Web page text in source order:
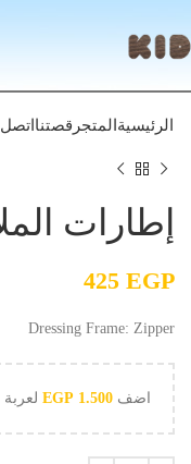
الرئيسية المتجر قصتنا اتصل
إطارات
425EGP
Dressing Frame: Zipper
اضف 1.500
EGP